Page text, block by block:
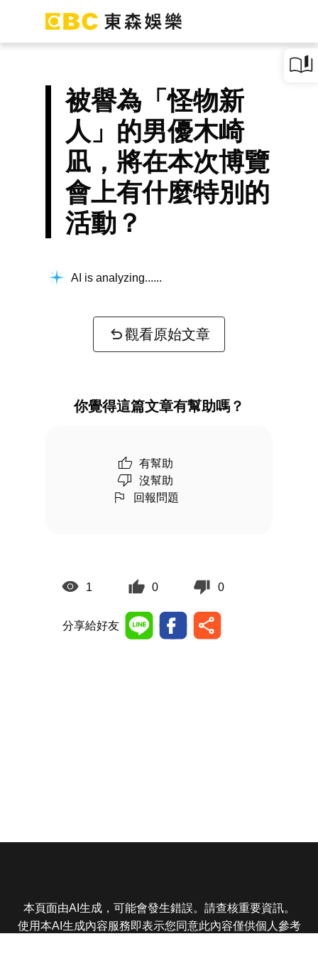
被譽為「怪物新
人」的男優木崎
凪，將在本次博覽
會上有什麼特別的
活動？
AI is analyzing...
觀看原始文章
你覺得這篇文章有幫助嗎？
有幫助
沒幫助
回報問題
1 0 0
分享給好友
本頁面由AI生成，可能會發生錯誤。請查核重要資訊。
使用本AI生成內容服務即表示您同意此內容僅供個人參考